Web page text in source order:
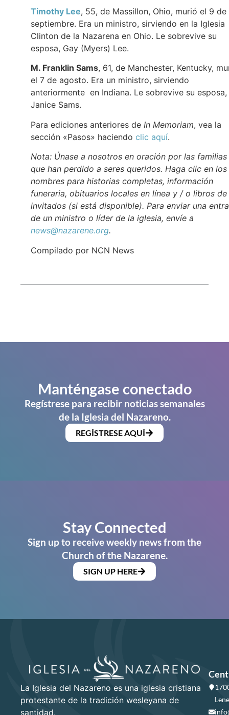
Timothy Lee, 55, de Massillon, Ohio, murió el 9 de
septiembre. Era un ministro, sirviendo en la Iglesia
Clinton de la Nazarena en Ohio. Le sobrevive su
esposa, Gay (Myers) Lee.
M. Franklin Sams, 61, de Manchester, Kentucky,
el 7 de agosto. Era un ministro, sirviendo
anteriormente en Indiana. Le sobrevive su esposa,
Janice Sams.
Para ediciones anteriores de In Memoriam, vea la
sección «Pasos» haciendo clic aquí.
Nota: Únase a nosotros en oración por las familias
que han perdido a seres queridos. Haga clic en los
nombres para historias completas, información
funeraria, obituarios locales en línea y / o libros de
invitados (si está disponible). Para enviar una
de un ministro o líder de la iglesia, envíe a
news@nazarene.org.
Compilado por NCN News
Manténgase conectado
Regístrese para recibir noticias semanales
de la Iglesia del Nazareno.
REGÍSTRESE AQUÍ
Stay Connected
Sign up to receive weekly news from the
Church of the Nazarene.
SIGN UP HERE
La Iglesia del Nazareno es una iglesia cristiana
protestante de la tradición wesleyana de
santidad.